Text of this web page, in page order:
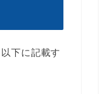
下に記載す